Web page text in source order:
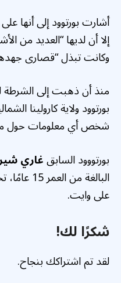
أشارت بورتوود إلى أنها
إلا أن لديها “العديد من
وكانت تبذل “قصارى
منذ أن ذهبت إلى الشرطة
بورتوود ولاية كارولينا
شخص أي معلومات حول
بورتووود السابقغاري
البالغة
على وايت.
شكرًا لك!
لقد تم اشتراكك بنجاح.